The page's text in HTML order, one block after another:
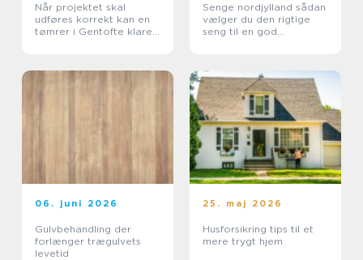
Når projektet skal
udføres korrekt kan en
tømrer i Gentofte klare
Senge nordjylland sådan
vælger du den rigtige
seng til en god
06. juni 2026
Gulvbehandling der
forlænger trægulvets
levetid
25. maj 2026
Husforsikring tips til et
mere trygt hjem